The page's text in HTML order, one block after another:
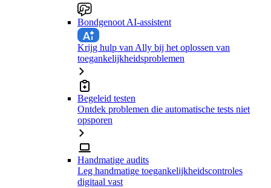
Bondgenoot AI-assistent
Krijg hulp van Ally bij het oplossen van
toegankelijkheidsproblemen
Begeleid testen
Ontdek problemen die automatische tests niet
opsporen
Handmatige audits
Leg handmatige toegankelijkheidscontroles
digitaal vast